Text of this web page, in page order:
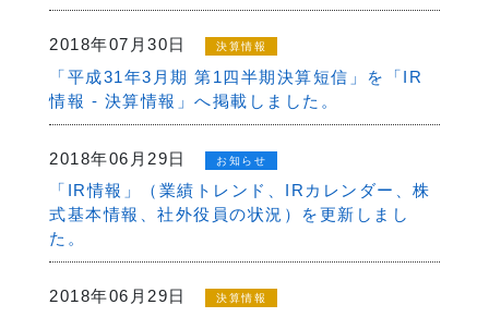
2018年07月30日 決算情報
「平成31年3月期 第1四半期決算短信」を「IR
情報 - 決算情報」へ掲載しました。
2018年06月29日 お知らせ
「IR情報」（業績トレンド、IRカレンダー、株
式基本情報、社外役員の状況）を更新しまし
た。
2018年06月29日 決算情報